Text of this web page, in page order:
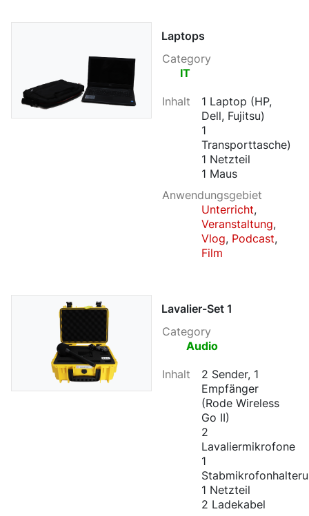
Laptops
Category
IT
Inhalt
1 Laptop (HP,
Dell, Fujitsu)
1
Transporttasche)
1 Netzteil
1 Maus
Anwendungsgebiet
Unterricht,
Veranstaltung,
Vlog, Podcast,
Film
Lavalier-Set 1
Category
Audio
Inhalt
2 Sender, 1
Empfänger
(Rode Wireless
Go II)
2
Lavaliermikrofone
1
1 Netzteil
2 Ladekabel